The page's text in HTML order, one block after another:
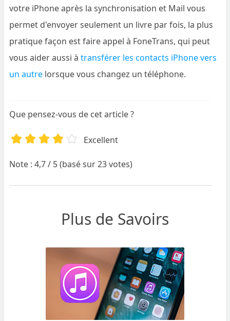
votre iPhone après la synchronisation et Mail vous
permet d'envoyer seulement un livre par fois, la plus
pratique façon est faire appel à FoneTrans, qui peut
vous aider aussi àtransférer les contacts iPhone vers
un autre lorsque vous changez un téléphone.
Que pensez-vous de cet article ?
Excellent
Note : 4,7 / 5 (basé sur 23 votes)
Plus de Savoirs